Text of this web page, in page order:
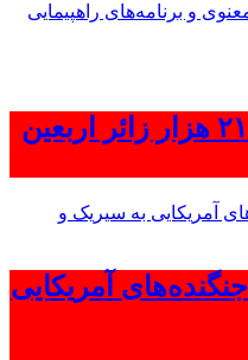
و برنامه‌های راهپیمایی
اینفوگرافیک؛ اعزام ۲۱ هزار زائر اربعین
آمریکایی